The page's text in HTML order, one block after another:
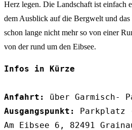
Herz legen. Die Landschaft ist einfach
dem Ausblick auf die Bergwelt und
schon lange nicht mehr so von einer
von der rund um den Eibsee.
Infos in Kürze
Anfahrt:
Ausgangspunkt:
Parkplatz